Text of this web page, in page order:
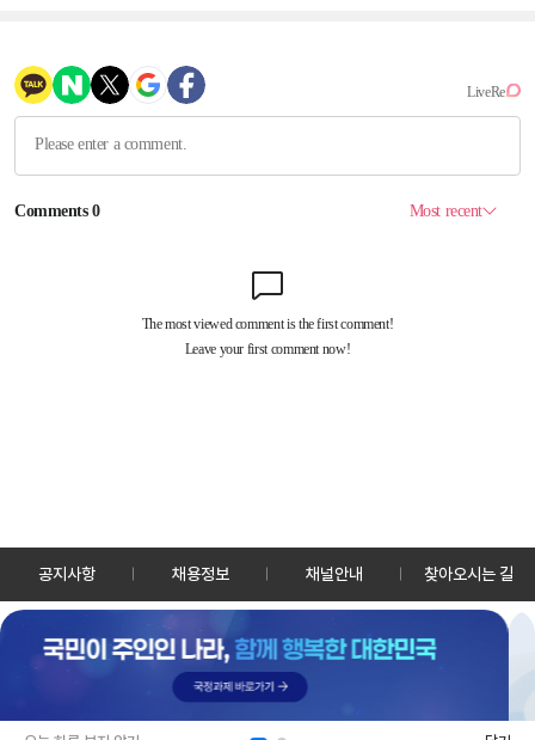
공지사항 채용정보 채널안내 찾아오시는 길
30128 세종특별자치시 정부2청사로 13 한국정책방송원 KTV
TEL: 044-204-8000
Copyrightⓒ KTV 국민방송 All Rights Reserved.